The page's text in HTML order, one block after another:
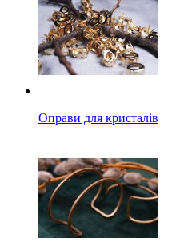
Оправи для кристалів